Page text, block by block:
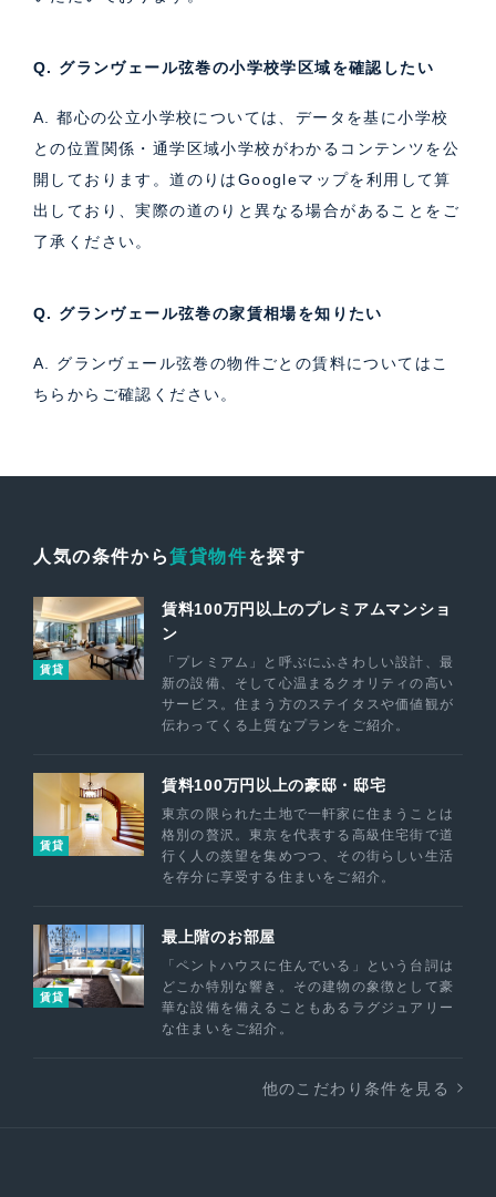
Q. グランヴェール弦巻の小学校学区域を確認したい
A. 都心の公立小学校については、データを基に小学校
との位置関係・通学区域小学校がわかるコンテンツを公
開しております。道のりはGoogleマップを利用して算
出しており、実際の道のりと異なる場合があることをご
了承ください。
Q. グランヴェール弦巻の家賃相場を知りたい
A. グランヴェール弦巻の物件ごとの賃料については こ
ちら からご確認ください。
人気の条件から賃貸物件を探す
賃貸
賃料100万円以上のプレミアムマンショ
ン
「プレミアム」と呼ぶにふさわしい設計、最
新の設備、そして心温まるクオリティの高い
サービス。住まう方のステイタスや価値観が
伝わってくる上質なプランをご紹介。
賃貸
賃料100万円以上の豪邸・邸宅
東京の限られた土地で一軒家に住まうことは
格別の贅沢。東京を代表する高級住宅街で道
行く人の羨望を集めつつ、その街らしい生活
を存分に享受する住まいをご紹介。
賃貸
最上階のお部屋
「ペントハウスに住んでいる」という台詞は
どこか特別な響き。その建物の象徴として豪
華な設備を備えることもあるラグジュアリー
な住まいをご紹介。
他のこだわり条件を見る